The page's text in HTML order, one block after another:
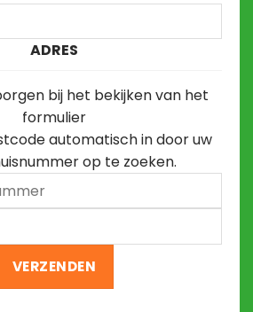
bij het bekijken van het
formulier
ADRES
automatisch in door uw
op te zoeken.